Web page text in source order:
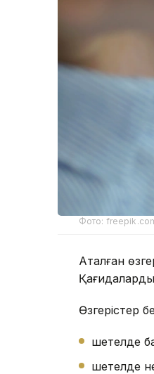
Фото:
Аталған
Өзгерістер
шетелде
шетелде